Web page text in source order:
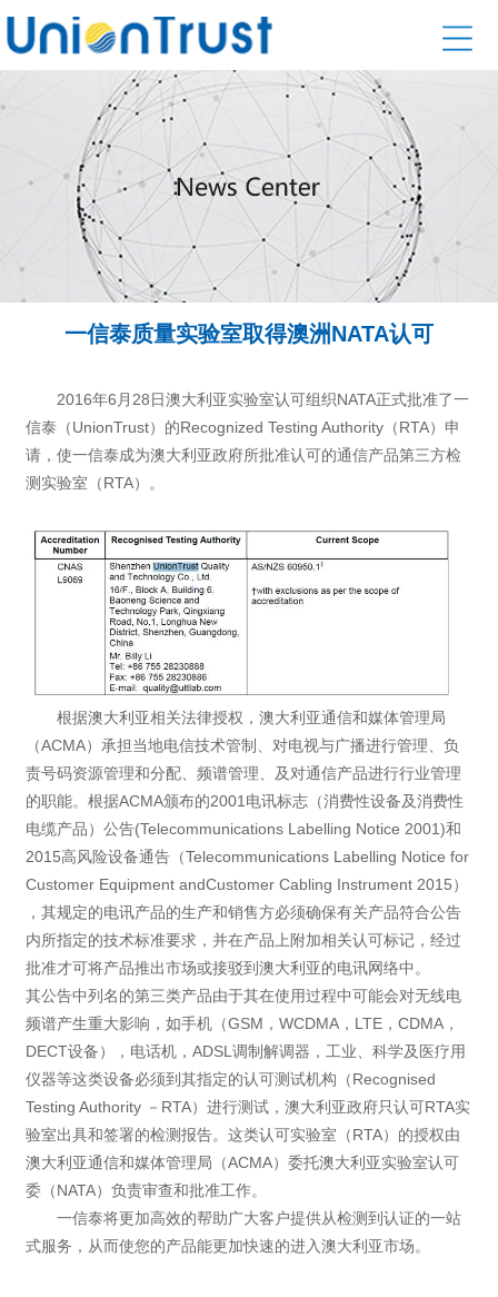
一信泰质量实验室取得澳洲NATA认可
2016年6月28日澳大利亚实验室认可组织NATA正式批准了一
信泰（UnionTrust）的Recognized Testing Authority（RTA）申
请，使一信泰成为澳大利亚政府所批准认可的通信产品第三方检
测实验室（RTA）。
根据澳大利亚相关法律授权，澳大利亚通信和媒体管理局
（ACMA）承担当地电信技术管制、对电视与广播进行管理、负
责号码资源管理和分配、频谱管理、及对通信产品进行行业管理
的职能。根据ACMA颁布的2001电讯标志（消费性设备及消费性
电缆产品）公告(Telecommunications Labelling Notice 2001)和
2015高风险设备通告（Telecommunications Labelling Notice for
Customer Equipment andCustomer Cabling Instrument 2015）
，其规定的电讯产品的生产和销售方必须确保有关产品符合公告
内所指定的技术标准要求，并在产品上附加相关认可标记，经过
批准才可将产品推出市场或接驳到澳大利亚的电讯网络中。
其公告中列名的第三类产品由于其在使用过程中可能会对无线电
频谱产生重大影响，如手机（GSM，WCDMA，LTE，CDMA，
DECT设备），电话机，ADSL调制解调器，工业、科学及医疗用
仪器等这类设备必须到其指定的认可测试机构（Recognised
Testing Authority －RTA）进行测试，澳大利亚政府只认可RTA实
验室出具和签署的检测报告。这类认可实验室（RTA）的授权由
澳大利亚通信和媒体管理局（ACMA）委托澳大利亚实验室认可
委（NATA）负责审查和批准工作。
一信泰将更加高效的帮助广大客户提供从检测到认证的一站
式服务，从而使您的产品能更加快速的进入澳大利亚市场。